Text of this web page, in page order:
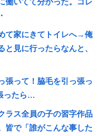
て家にきてトイレへ→俺
と見に行ったらなんと、
張って！脇毛を引っ張っ
ったら…
ラス全員の子の習字作品
皆で「誰がこんな事した